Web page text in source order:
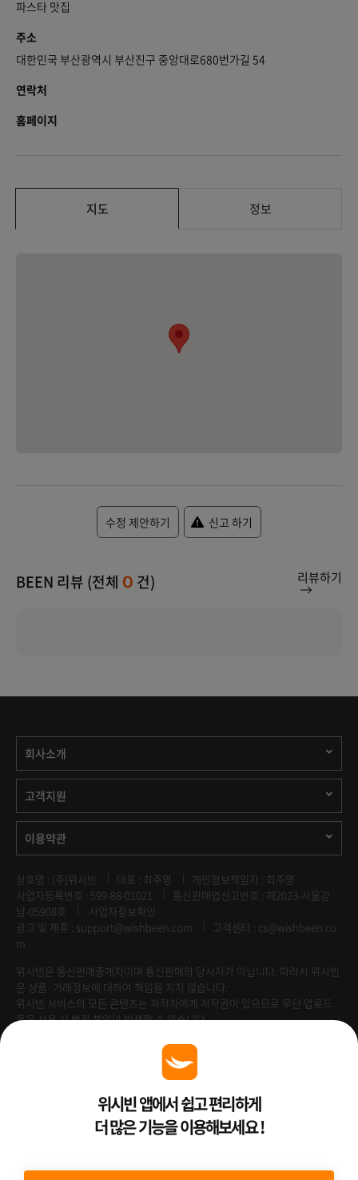
파스타 맛집
주소
대한민국 부산광역시 부산진구 중앙대로680번가길 54
연락처
홈페이지
지도 정보
수정 제안하기 신고 하기
BEEN 리뷰 (전체 0 건) 리뷰하기
회사소개
고객지원
이용약관
상호명 : (주)위시빈 대표 : 최주영
개인정보책임자 : 최주영
사업자등록번호 : 599-88-01021
통신판매업신고번호 : 제2023-서울강
남-05908호
사업자정보확인
광고 및 제휴 : support@wishbeen.com
고객센터 : cs@wishbeen.co
m
위시빈은 통신판매중개자이며 통신판매의 당사자가 아닙니다. 따라서 위시빈
은 상품·거래정보에 대하여 책임을 지지 않습니다.
위시빈 서비스의 모든 콘텐츠는 저작자에게 저작권이 있으므로 무단 업로드
혹은 사용 시 법적 책임이 발생할 수 있습니다.
Venture Enterprise위시빈 앱에서 쉽고 편리하게
더 많은 기능을 이용해보세요 !